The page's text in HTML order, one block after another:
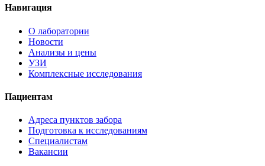
Навигация
О лаборатории
Новости
Анализы и цены
УЗИ
Комплексные исследования
Пациентам
Адреса пунктов забора
Подготовка к исследованиям
Специалистам
Вакансии